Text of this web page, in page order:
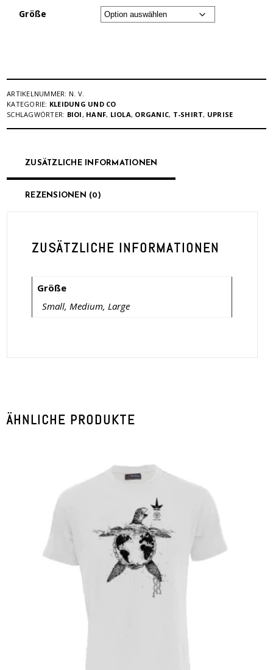
Größe
ARTIKELNUMMER: N. V.
KATEGORIE: KLEIDUNG UND CO
SCHLAGWÖRTER: BIOI , HANF, LIOLA, ORGANIC, T-SHIRT, UPRISE
ZUSÄTZLICHE INFORMATIONEN
REZENSIONEN (0)
ZUSÄTZLICHE INFORMATIONEN
Größe
Small, Medium, Large
ÄHNLICHE PRODUKTE